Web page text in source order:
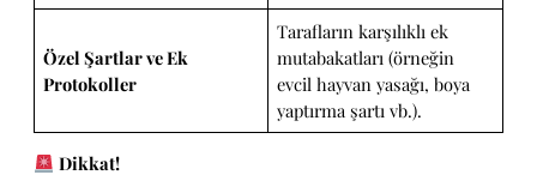
Özel Şartlar ve Ek
Protokoller
Tarafların karşılıklı ek
mutabakatları (örneğin
evcil hayvan yasağı, boya
yaptırma şartı vb.).
Dikkat!